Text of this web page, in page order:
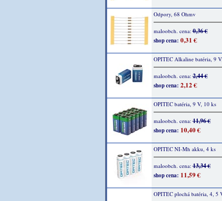
Odpory, 68 Ohmv
maloobch. cena:0,36 €
shop cena: 0,31 €
OPITEC Alkaline batéria, 9
maloobch. cena:2,44 €
shop cena: 2,12 €
OPITEC batéria, 9 V, 10 ks
maloobch. cena:11,96 €
shop cena: 10,40 €
OPITEC NI-Mh akku, 4 ks
maloobch. cena:13,34 €
shop cena: 11,59 €
OPITEC plochá batéria, 4, 5